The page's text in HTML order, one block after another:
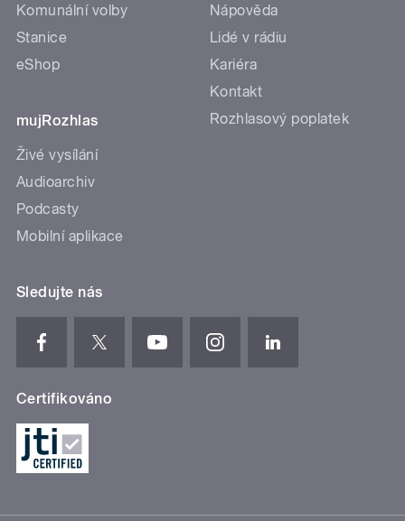
Komunální volby
Stanice
eShop
mujRozhlas
Živé vysílání
Audioarchiv
Podcasty
Mobilní aplikace
Nápověda
Lidé v rádiu
Kariéra
Kontakt
Rozhlasový poplatek
Sledujte nás
Certifikováno